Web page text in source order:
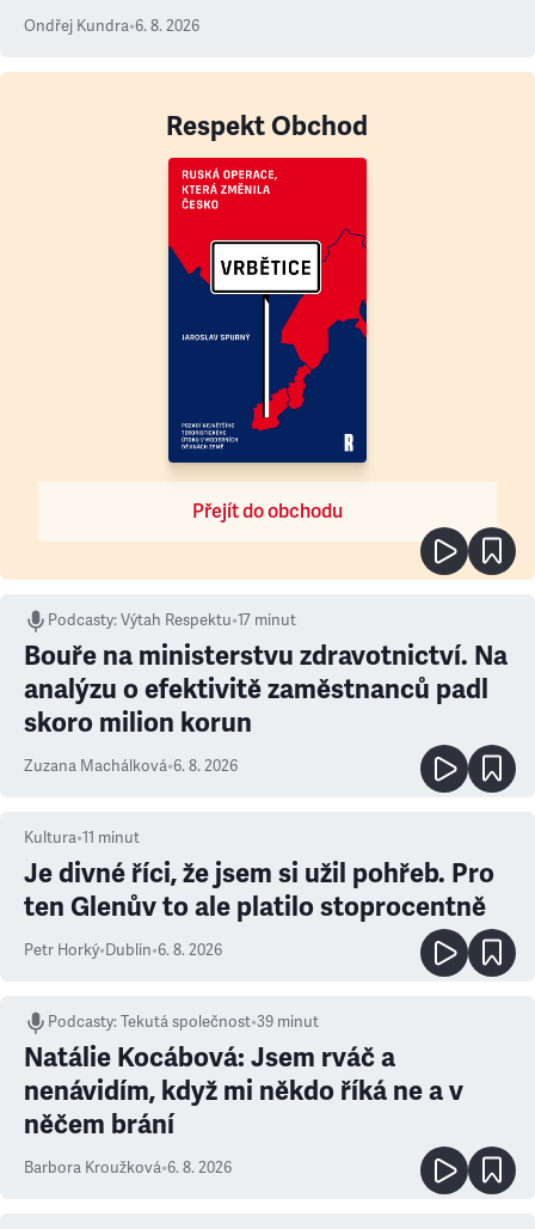
Ondřej Kundra•6. 8. 2026
Respekt Obchod
Přejít do obchodu
Podcasty:Výtah Respektu•17 minut
Bouře na ministerstvu zdravotnictví. Na
analýzu o efektivitě zaměstnanců padl
skoro milion korun
Zuzana Machálková•6. 8. 2026
Kultura•11 minut
Je divné říci, že jsem si užil pohřeb. Pro
ten Glenův to ale platilo stoprocentně
Petr Horký•Dublin•6. 8. 2026
Podcasty:Tekutá společnost•39 minut
Natálie Kocábová: Jsem rváč a
nenávidím, když mi někdo říká ne a v
něčem brání
Barbora Kroužková•6. 8. 2026